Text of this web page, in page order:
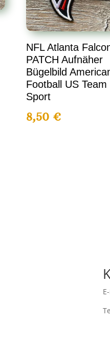
NFL Atlanta
PATCH Aufnäher
Bügelbild
Football US Team
Sport
8,50 €